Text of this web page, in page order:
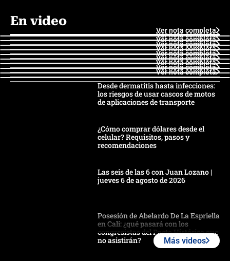
En video
Ver nota completa
Ver nota completa
Ver nota completa
Ver nota completa
Ver nota completa
Ver nota completa
Ver nota completa
Ver nota completa
Ver nota completa
Ver nota completa
Desde dermatitis hasta infecciones:
los riesgos de usar cascos de motos
de aplicaciones de transporte
¿Cómo comprar dólares desde el
celular? Requisitos, pasos y
recomendaciones
Las seis de las 6 con Juan Lozano |
jueves 6 de agosto de 2026
Posesión de Abelardo De La Espriella
en Cali: ¿qué pasará con los
congresistas del Pacto Histórico que
no asistirán?
Más videos